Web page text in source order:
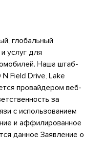
глобальный
услуг для
Наша штаб-
Field Drive, Lake
провайдером веб-
за
с использованием
и аффилированное
данное Заявление о